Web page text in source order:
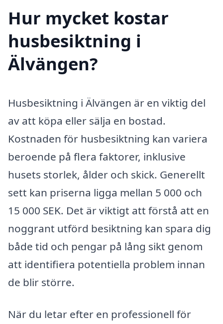
Hur mycket kostar
husbesiktning i
Älvängen?
Husbesiktning i Älvängen är en viktig del
av att köpa eller sälja en bostad.
Kostnaden för husbesiktning kan variera
beroende på flera faktorer, inklusive
husets storlek, ålder och skick. Generellt
sett kan priserna ligga mellan 5 000 och
15 000 SEK. Det är viktigt att förstå att en
noggrant utförd besiktning kan spara dig
både tid och pengar på lång sikt genom
att identifiera potentiella problem innan
de blir större.
När du letar efter en professionell för